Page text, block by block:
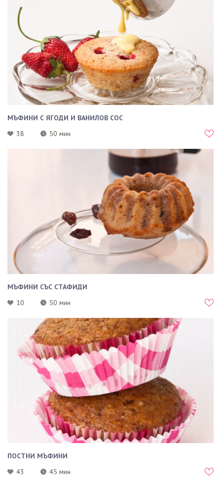
МЪФИНИ С ЯГОДИ И ВАНИЛОВ СОС
38
50 мин
МЪФИНИ СЪС СТАФИДИ
10
50 мин
ПОСТНИ МЪФИНИ
43
45 мин